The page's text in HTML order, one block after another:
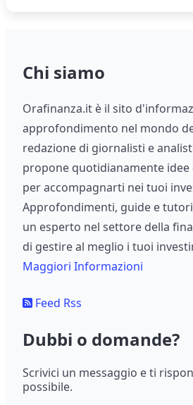
Chi siamo
Orafinanza.it è il sito
approfondimento nel mondo
redazione di giornalisti e
propone quotidianamente
per accompagnarti nei tuoi
Approfondimenti, guide e
un esperto nel settore della
di gestire al meglio i tuoi
Maggiori Informazioni
Feed Rss
Dubbi o domande?
Scrivici un messaggio e ti
possibile.